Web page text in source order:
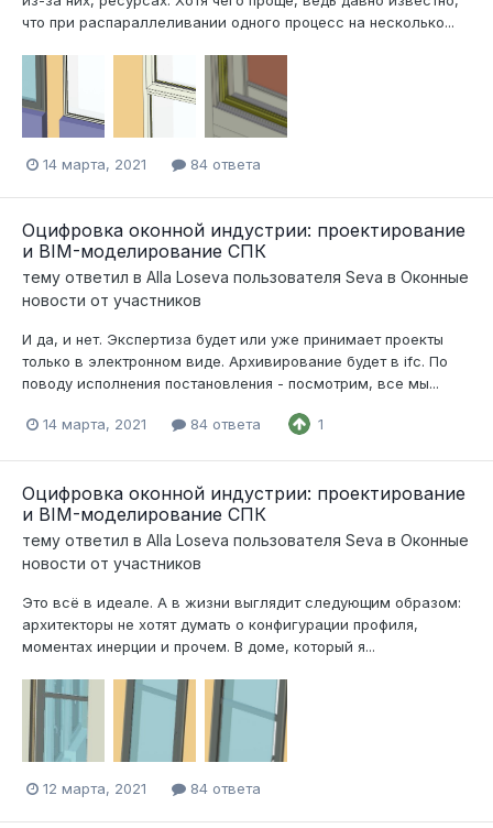
что при распараллеливании одного процесс на несколько...
14 марта, 2021 84 ответа
Оцифровка оконной индустрии: проектирование
и BIM-моделирование СПК
тему ответил в Alla Loseva пользователя Seva в Оконные
новости от участников
И да, и нет. Экспертиза будет или уже принимает проекты
только в электронном виде. Архивирование будет в ifc. По
поводу исполнения постановления - посмотрим, все мы...
14 марта, 2021 84 ответа 1
Оцифровка оконной индустрии: проектирование
и BIM-моделирование СПК
тему ответил в Alla Loseva пользователя Seva в Оконные
новости от участников
Это всё в идеале. А в жизни выглядит следующим образом:
архитекторы не хотят думать о конфигурации профиля,
моментах инерции и прочем. В доме, который я...
12 марта, 2021 84 ответа